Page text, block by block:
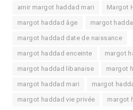
amir margot haddad mari Margot
margot haddad âge margot
margot haddad date de naissance
margot haddad enceinte margot
margot haddad libanaise margot
margot haddad mari margot
margot haddad vie privée margot